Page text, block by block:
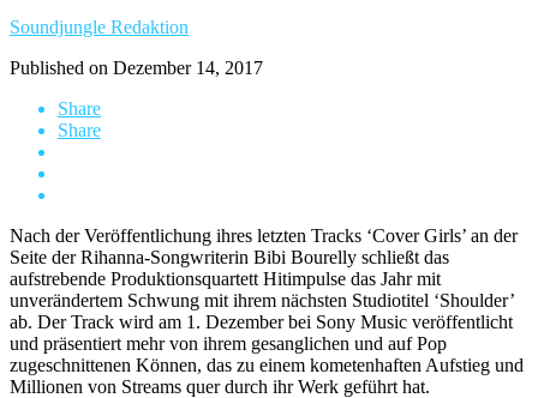
Soundjungle Redaktion
Published on Dezember 14, 2017
Share
Share
Nach der Veröffentlichung ihres letzten Tracks ‘Cover Girls’ an der
Seite der Rihanna-Songwriterin Bibi Bourelly schließt das
aufstrebende Produktionsquartett Hitimpulse das Jahr mit
unverändertem Schwung mit ihrem nächsten Studiotitel ‘Shoulder’
ab. Der Track wird am 1. Dezember bei Sony Music veröffentlicht
und präsentiert mehr von ihrem gesanglichen und auf Pop
zugeschnittenen Können, das zu einem kometenhaften Aufstieg und
Millionen von Streams quer durch ihr Werk geführt hat.